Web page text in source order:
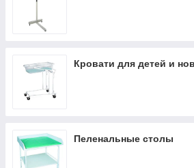
Кровати для детей и
Пеленальные столы